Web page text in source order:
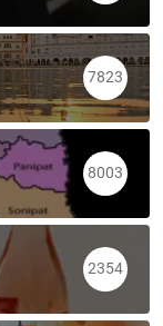
7823
8003
2354